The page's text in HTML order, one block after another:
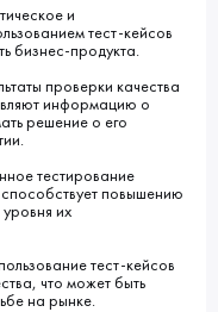
и
тест-кейсов
бизнес-продукта.
проверки качества
информацию о
решение о его
тестирование
повышению
их
тест-кейсов
что может быть
на рынке.